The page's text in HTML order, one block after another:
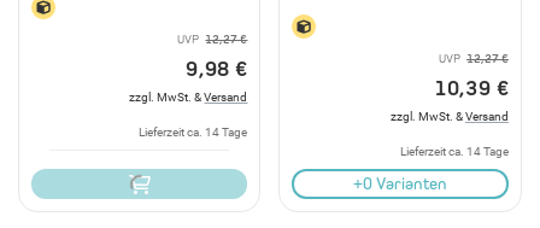
UVP 12,27 €
9,98 €
zzgl. MwSt. &Versand
Lieferzeit ca. 14 Tage
UVP 12,27 €
10,39 €
zzgl. MwSt. &Versand
Lieferzeit ca. 14 Tage
+0 Varianten